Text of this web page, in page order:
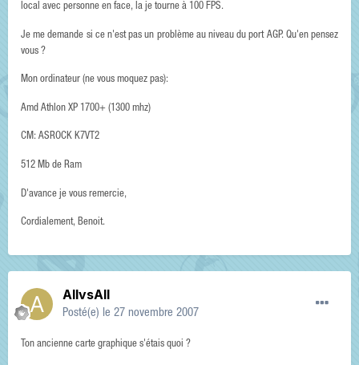
local avec personne en face, la je tourne à 100 FPS.
Je me demande si ce n'est pas un problème au niveau du port AGP. Qu'en pensez
vous ?
Mon ordinateur (ne vous moquez pas):
Amd Athlon XP 1700+ (1300 mhz)
CM: ASROCK K7VT2
512 Mb de Ram
D'avance je vous remercie,
Cordialement, Benoit.
AllvsAll
Posté(e) le 27 novembre 2007
Ton ancienne carte graphique s'étais quoi ?